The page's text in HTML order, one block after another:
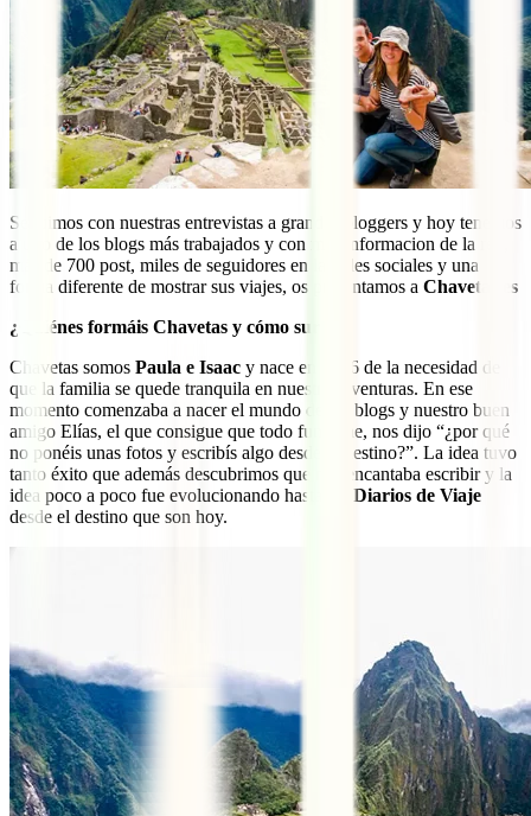
Seguimos con nuestras entrevistas a grandes bloggers y hoy tenemos
a uno de los blogs más trabajados y con más informacion de la red,
más de 700 post, miles de seguidores en la redes sociales y una
forma diferente de mostrar sus viajes, os presentamos a Chavetas.es
¿Quiénes formáis Chavetas y cómo surgió?
Chavetas somos Paula e Isaac y nace en 2006 de la necesidad de
que la familia se quede tranquila en nuestras aventuras. En ese
momento comenzaba a nacer el mundo de los blogs y nuestro buen
amigo Elías, el que consigue que todo funcione, nos dijo “¿por qué
no ponéis unas fotos y escribís algo desde el destino?”. La idea tuvo
tanto éxito que además descubrimos que nos encantaba escribir y la
idea poco a poco fue evolucionando hasta los
Diarios de Viaje
desde el destino que son hoy.